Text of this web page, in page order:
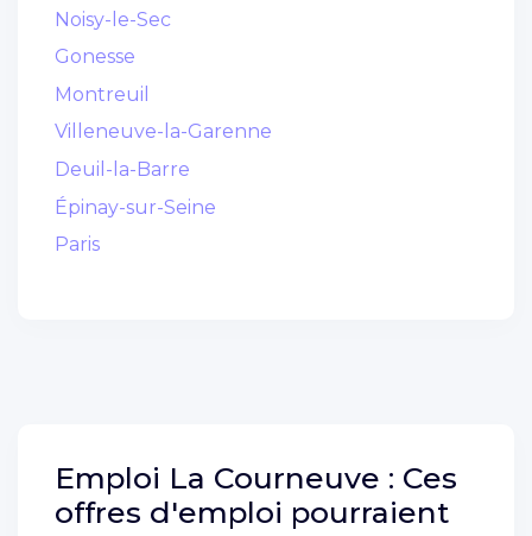
Noisy-le-Sec
Gonesse
Montreuil
Villeneuve-la-Garenne
Deuil-la-Barre
Épinay-sur-Seine
Paris
Emploi La Courneuve : Ces
offres d'emploi pourraient